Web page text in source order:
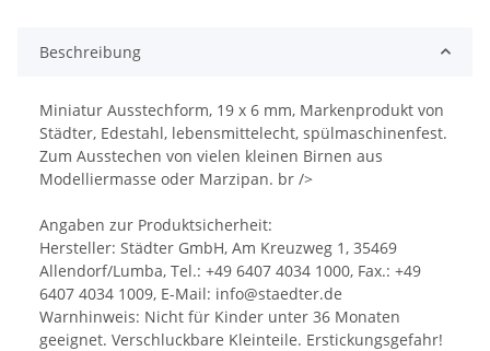
Beschreibung
Miniatur Ausstechform, 19 x 6 mm, Markenprodukt von
Städter, Edestahl, lebensmittelecht, spülmaschinenfest.
Zum Ausstechen von vielen kleinen Birnen aus
Modelliermasse oder Marzipan. br />
Angaben zur Produktsicherheit:
Hersteller: Städter GmbH, Am Kreuzweg 1, 35469
Allendorf/Lumba, Tel.: +49 6407 4034 1000, Fax.: +49
6407 4034 1009, E-Mail: info@staedter.de
Warnhinweis: Nicht für Kinder unter 36 Monaten
geeignet. Verschluckbare Kleinteile. Erstickungsgefahr!